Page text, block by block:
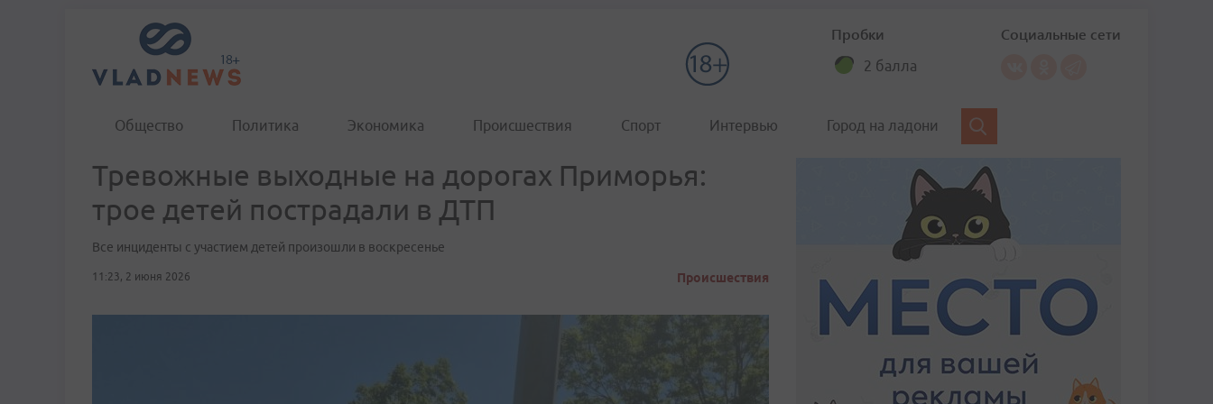
Пробки
2 балла
Социальные сети
Общество Политика Экономика Происшествия Спорт Интервью Город на ладони
Тревожные выходные на дорогах Приморья:
трое детей пострадали в ДТП
Все инциденты с участием детей произошли в воскресенье
11:23, 2 июня 2026 Происшествия